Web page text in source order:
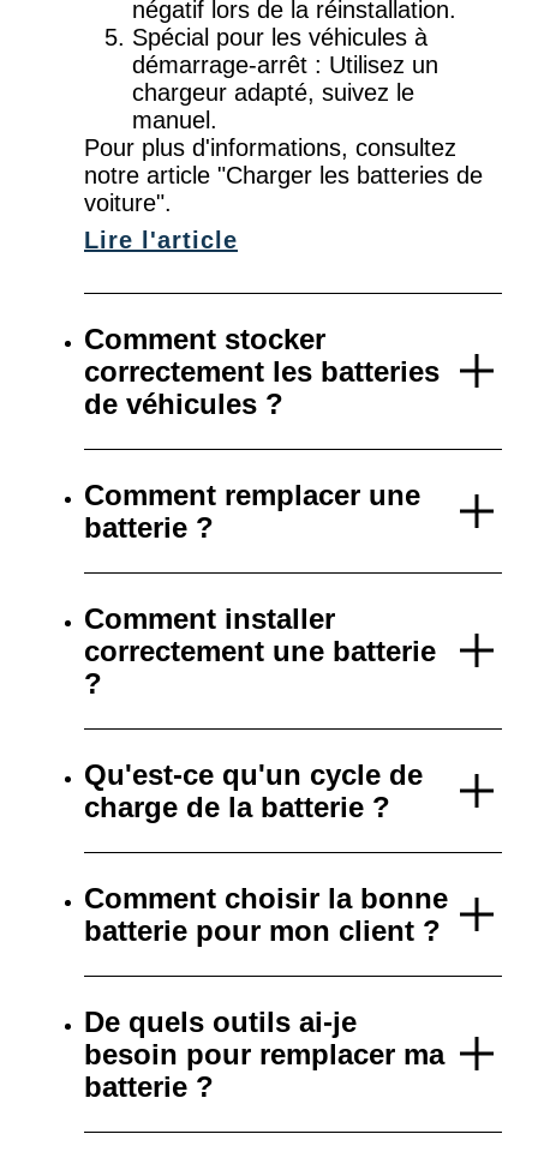
négatif lors de la réinstallation.
Spécial pour les véhicules à
démarrage-arrêt : Utilisez un
chargeur adapté, suivez le
manuel.
Pour plus d'informations, consultez
notre article "Charger les batteries de
voiture".
Lire l'article
Comment stocker
correctement les batteries
de véhicules ?
Comment remplacer une
batterie ?
Comment installer
correctement une batterie
?
Qu'est-ce qu'un cycle de
charge de la batterie ?
Comment choisir la bonne
batterie pour mon client ?
De quels outils ai-je
besoin pour remplacer ma
batterie ?